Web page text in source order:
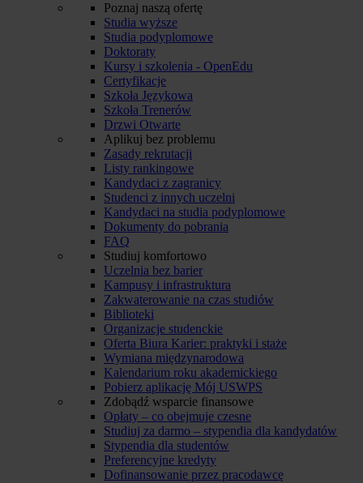
Poznaj naszą ofertę
Studia wyższe
Studia podyplomowe
Doktoraty
Kursy i szkolenia - OpenEdu
Certyfikacje
Szkoła Językowa
Szkoła Trenerów
Drzwi Otwarte
Aplikuj bez problemu
Zasady rekrutacji
Listy rankingowe
Kandydaci z zagranicy
Studenci z innych uczelni
Kandydaci na studia podyplomowe
Dokumenty do pobrania
FAQ
Studiuj komfortowo
Uczelnia bez barier
Kampusy i infrastruktura
Zakwaterowanie na czas studiów
Biblioteki
Organizacje studenckie
Oferta Biura Karier: praktyki i staże
Wymiana międzynarodowa
Kalendarium roku akademickiego
Pobierz aplikację Mój USWPS
Zdobądź wsparcie finansowe
Opłaty – co obejmuje czesne
Studiuj za darmo – stypendia dla kandydatów
Stypendia dla studentów
Preferencyjne kredyty
Dofinansowanie przez pracodawcę